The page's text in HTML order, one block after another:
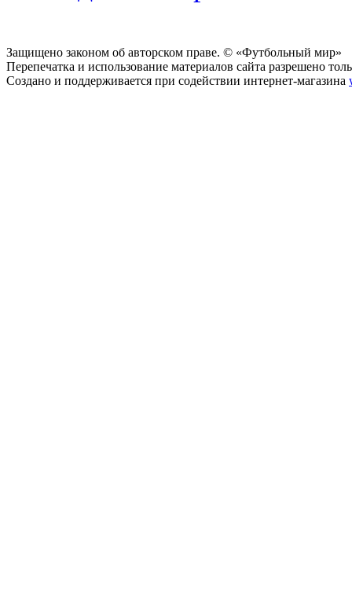
Защищено законом об авторском праве. © «Футбольный мир»
Перепечатка и использование материалов сайта разрешено
Создано и поддерживается при содействии интернет-магазина